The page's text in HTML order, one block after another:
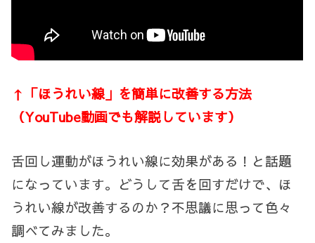
↑「ほうれい線」を簡単に改善する方法
（YouTube動画でも解説しています）
舌回し運動がほうれい線に効果がある！と話題
になっています。どうして舌を回すだけで、ほ
うれい線が改善するのか？不思議に思って色々
調べてみました。